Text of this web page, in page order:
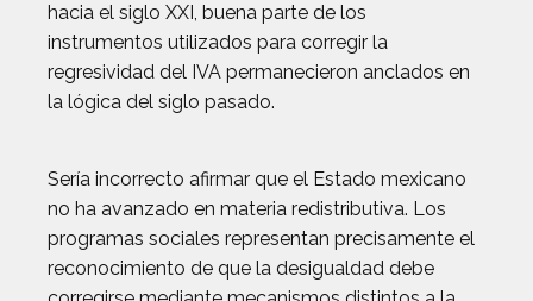
hacia el siglo XXI, buena parte de los
instrumentos utilizados para corregir la
regresividad del IVA permanecieron anclados en
la lógica del siglo pasado.
Sería incorrecto afirmar que el Estado mexicano
no ha avanzado en materia redistributiva. Los
programas sociales representan precisamente el
reconocimiento de que la desigualdad debe